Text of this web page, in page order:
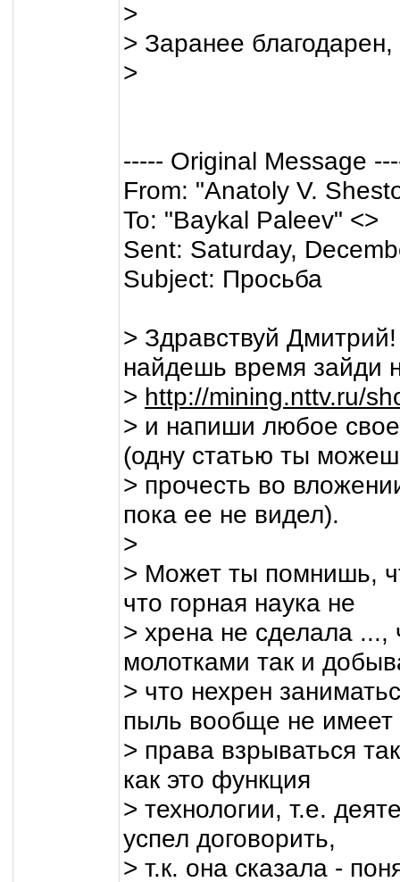
>
> Заранее
>
----- Original Message
From: "Anatoly V.
To: "Baykal Paleev" <>
Sent: Saturday,
Subject: Просьба
> Здравствуй
найдешь время зайди
> http://mining.nttv.ru/
> и напиши любое
(одну статью ты
> прочесть во
пока ее не видел).
>
> Может ты помнишь,
что горная наука не
> хрена не сделала
молотками так и
> что нехрен
пыль вообще не имеет
> права взрываться
как это функция
> технологии, т.е.
успел договорить,
> т.к. она сказала -